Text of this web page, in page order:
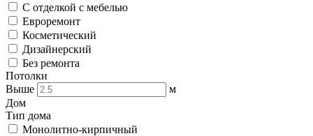
С отделкой с мебелью
Евроремонт
Косметический
Дизайнерский
Без ремонта
Потолки
Выше
м
Дом
Тип дома
Монолитно-кирпичный